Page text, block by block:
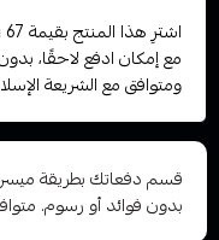
اشترِ هذا المنتج بقيمة 67
مع إمكان ادفع لاحقًا،
ومتوافق مع الشريعة
بدون فوائد أو رسوم.